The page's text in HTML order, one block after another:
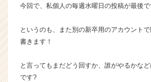
チ
ー・
業
今回で、私個人の毎週水曜日の投稿が最後
というのも、また別の新卒用のアカウント
書きます！
と言ってもまだどう回すか、誰がやるかな
です?